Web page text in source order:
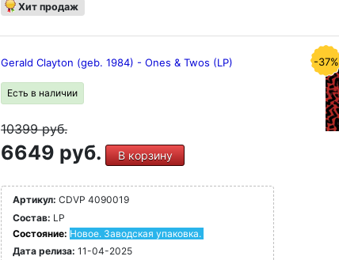
Хит продаж
Gerald Clayton (geb. 1984) - Ones & Twos (LP)
Есть в наличии
10399руб.
6649 руб. В корзину
Артикул: CDVP 4090019
Состав: LP
Состояние: Новое. Заводская упаковка.
Дата релиза: 11-04-2025
-37%